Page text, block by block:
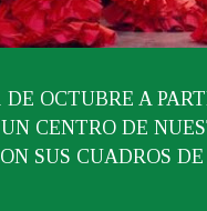
OCTUBRE A
CENTRO DE
SUS CUADROS